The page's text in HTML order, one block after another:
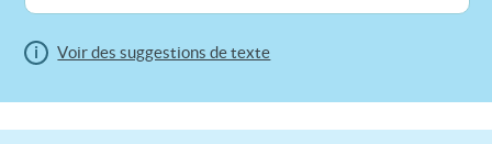
i Voir des suggestions de texte